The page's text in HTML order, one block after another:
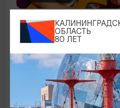
Чиж & Cо
10.09.2026 19:00
Светлогорск, Театр
ОТ 500₽ ПУШКИНСКАЯ
ОБЛАСТЬ
80 ЛЕТ